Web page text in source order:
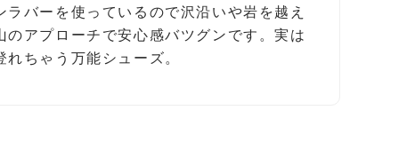
バーを使っているので沢沿いや岩を越え
のアプローチで安心感バツグンです。実は
ちゃう万能シューズ。